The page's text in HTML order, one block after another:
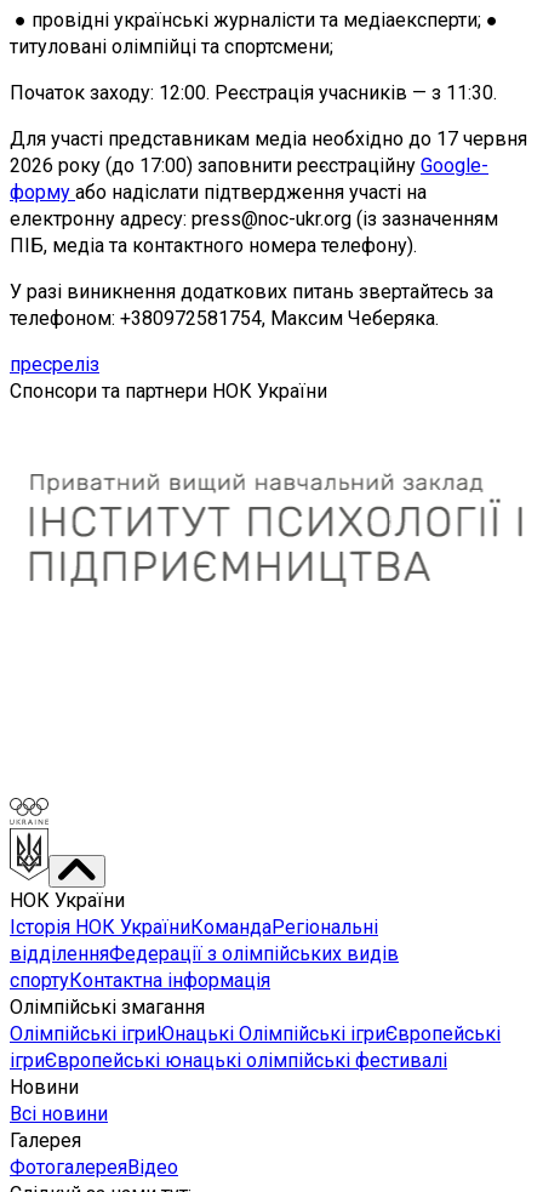
● провідні українські журналісти та медіаексперти; ●
титуловані олімпійці та спортсмени;
Початок заходу: 12:00. Реєстрація учасників — з 11:30.
Для участі представникам медіа необхідно до 17 червня
2026 року (до 17:00) заповнити реєстраційну Google-
форму або надіслати підтвердження участі на
електронну адресу: press@noc-ukr.org (із зазначенням
ПІБ, медіа та контактного номера телефону).
У разі виникнення додаткових питань звертайтесь за
телефоном: +380972581754, Максим Чеберяка.
пресреліз
Спонсори та партнери НОК України
НОК України
Історія НОК УкраїниКомандаРегіональні
відділенняФедерації з олімпійських видів
спортуКонтактна інформація
Олімпійські змагання
Олімпійські ігриЮнацькі Олімпійські ігриЄвропейські
ігриЄвропейські юнацькі олімпійські фестивалі
Новини
Всі новини
Галерея
ФотогалереяВідео